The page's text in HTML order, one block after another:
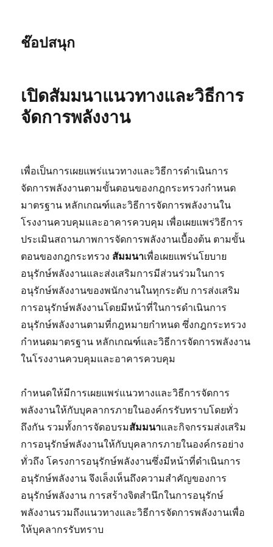
ช๊อปสนุก
เปิดสัมมนาแนวทางและวิธีการ
จัดการพลังงาน
เพื่อเป็นการเผยแพร่แนวทางและวิธีการดำเนินการ
จัดการพลังงานตามขั้นตอนของกฎกระทรวงกำหนด
มาตรฐาน หลักเกณฑ์และวิธีการจัดการพลังงานใน
โรงงานควบคุมและอาคารควบคุม เพื่อเผยแพร่วิธีการ
ประเมินสถานภาพการจัดการพลังงานเบื้องต้น ตามขั้น
ตอนของกฎกระทรวง สัมมนาเพื่อเผยแพร่นโยบาย
อนุรักษ์พลังงานและส่งเสริมการมีส่วนร่วมในการ
อนุรักษ์พลังงานของพนักงานในทุกระดับ การส่งเสริม
การอนุรักษ์พลังงานโดยมีหน้าที่ในการดำเนินการ
อนุรักษ์พลังงานตามที่กฎหมายกำหนด ซึ่งกฎกระทรวง
กำหนดมาตรฐาน หลักเกณฑ์และวิธีการจัดการพลังงาน
ในโรงงานควบคุมและอาคารควบคุม
กำหนดให้มีการเผยแพร่แนวทางและวิธีการจัดการ
พลังงานให้กับบุคลากรภายในองค์กรรับทราบโดยทั่ว
ถึงกัน รวมทั้งการจัดอบรมสัมมนาและกิจกรรมส่งเสริม
การอนุรักษ์พลังงานให้กับบุคลากรภายในองค์กรอย่าง
ทั่วถึง โครงการอนุรักษ์พลังงานซึ่งมีหน้าที่ดำเนินการ
อนุรักษ์พลังงาน จึงเล็งเห็นถึงความสำคัญของการ
อนุรักษ์พลังงาน การสร้างจิตสำนึกในการอนุรักษ์
พลังงานรวมถึงแนวทางและวิธีการจัดการพลังงานเพื่อ
ให้บุคลากรรับทราบ